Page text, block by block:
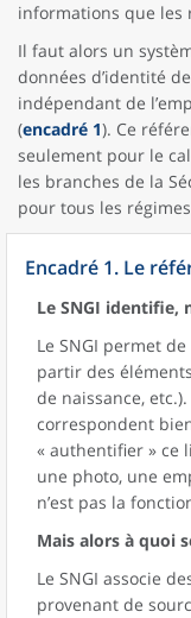
informations que les
Il faut alors un
données d’identité
indépendant de
(encadré 1). Ce
seulement pour le
les branches de la
pour tous les
Encadré 1. Le
Le SNGI identifie,
Le SNGI permet
partir des
de naissance,
correspondent
« authentifier » ce
une photo, une
n’est pas la
Mais alors à quoi
Le SNGI associe
provenant de